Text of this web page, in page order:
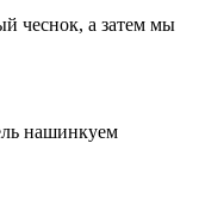
чеснок, а затем мы
нашинкуем